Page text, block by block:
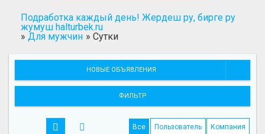
Поиск
Подработка каждый день! Жердеш ру, бирге ру
жумуш halturbek.ru
» Для мужчин » Сутки
НОВЫЕ ОБЪЯВЛЕНИЯ
ФИЛЬТР
Все Пользователь Компания